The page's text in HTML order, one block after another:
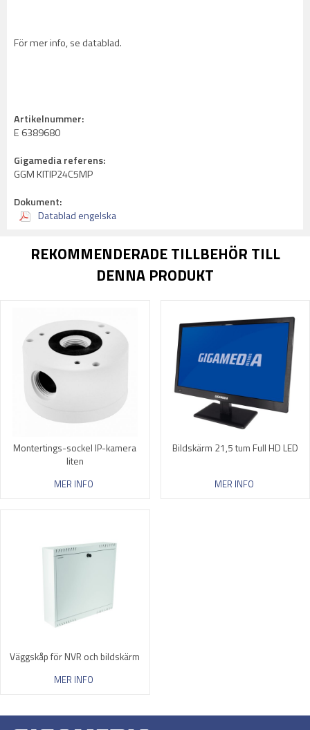
För mer info, se datablad.
Artikelnummer:
E 6389680
Gigamedia referens:
GGM KITIP24C5MP
Dokument:
Datablad engelska
REKOMMENDERADE TILLBEHÖR TILL
DENNA PRODUKT
Montertings-sockel IP-kamera
liten
MER INFO
Bildskärm 21,5 tum Full HD LED
MER INFO
Väggskåp för NVR och bildskärm
MER INFO